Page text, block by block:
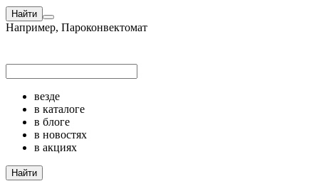
Найти
Например, Пароконвектомат
везде
в каталоге
в блоге
в новостях
в акциях
Найти